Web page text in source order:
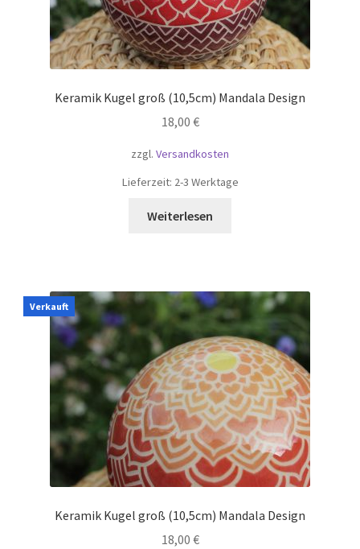
Keramik Kugel groß (10,5cm) Mandala Design
18,00 €
zzgl. Versandkosten
Lieferzeit: 2-3 Werktage
Weiterlesen
Verkauft
Keramik Kugel groß (10,5cm) Mandala Design
18,00 €